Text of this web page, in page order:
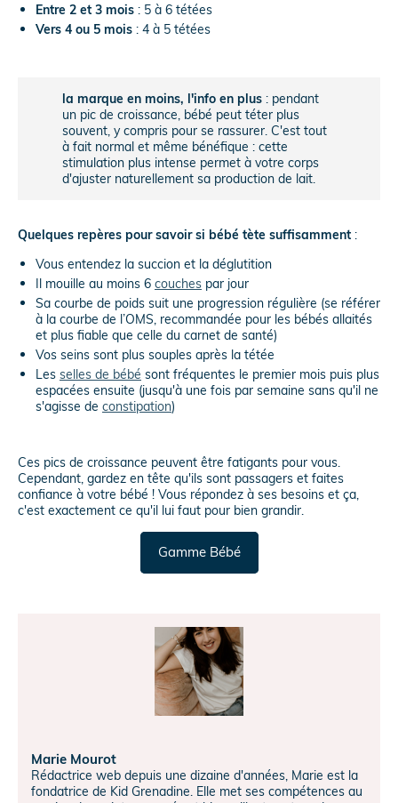
Entre 2 et 3 mois : 5 à 6 tétées
Vers 4 ou 5 mois : 4 à 5 tétées
la marque en moins, l'info en plus : pendant
un pic de croissance, bébé peut téter plus
souvent, y compris pour se rassurer. C'est tout
à fait normal et même bénéfique : cette
stimulation plus intense permet à votre corps
d'ajuster naturellement sa production de lait.
Quelques repères pour savoir si bébé tète suffisamment :
Vous entendez la succion et la déglutition
Il mouille au moins 6 couches par jour
Sa courbe de poids suit une progression régulière (se référer
à la courbe de l’OMS, recommandée pour les bébés allaités
et plus fiable que celle du carnet de santé)
Vos seins sont plus souples après la tétée
Les selles de bébé sont fréquentes le premier mois puis plus
espacées ensuite (jusqu'à une fois par semaine sans qu'il ne
s'agisse de constipation)
Ces pics de croissance peuvent être fatigants pour vous.
Cependant, gardez en tête qu'ils sont passagers et faites
confiance à votre bébé ! Vous répondez à ses besoins et ça,
c'est exactement ce qu'il lui faut pour bien grandir.
Gamme Bébé
Marie Mourot
Rédactrice web depuis une dizaine d'années, Marie est la
fondatrice de Kid Grenadine. Elle met ses compétences au